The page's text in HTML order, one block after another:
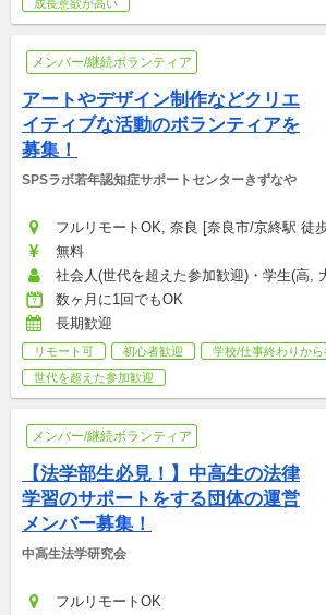
成長意欲が高い
メンバー/継続ボランティア
アートやデザイン制作などクリエ
イティブな活動のボランティアを
募集！
SPSラボ若年認知症サポートセンターきずなや
フルリモートOK, 奈良 [奈良市/京終駅 徒
無料
社会人(世代を超えた参加歓迎)・学生(高,
数ヶ月に1回でもOK
長期歓迎
リモート可 初心者歓迎 学校/仕事終わりから
世代を超えた参加歓迎
メンバー/継続ボランティア
【法学部生必見！】中高生の法律
学習のサポートをする団体の運営
メンバー募集！
中高生法学研究会
フルリモートOK